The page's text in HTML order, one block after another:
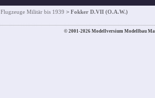
Flugzeuge Militär bis 1939 > Fokker D.VII (O.A.W.)
© 2001-2026 Modellversium Modellbau